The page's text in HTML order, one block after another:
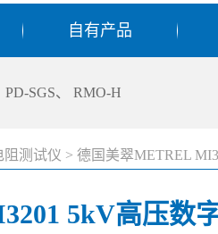
自有产品
PD-SGS、 RMO-H
阻测试仪 > 德国美翠METREL
5kV高压数